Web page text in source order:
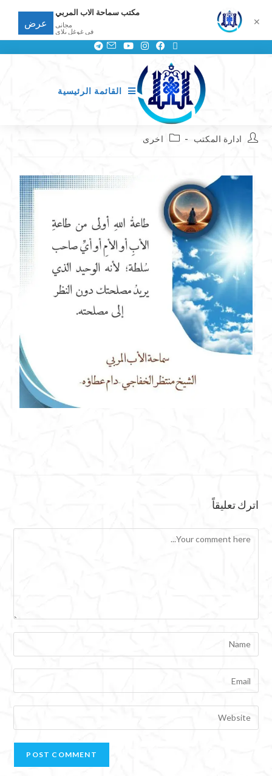
القائمة الرئيسية
ادارة المكتب اخرى
اترك تعليقاً
✕
مكتب سماحة الاب المربي
مجانى
في غوغل بلاي
عرض